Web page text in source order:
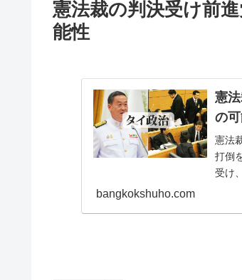
憲法裁の判決受け前
能性
憲
の
憲法
打倒
受け
bangkokshuho.com